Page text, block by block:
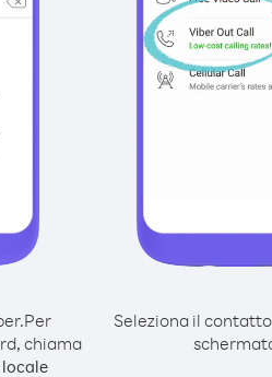
Per
chiama
locale
Seleziona il